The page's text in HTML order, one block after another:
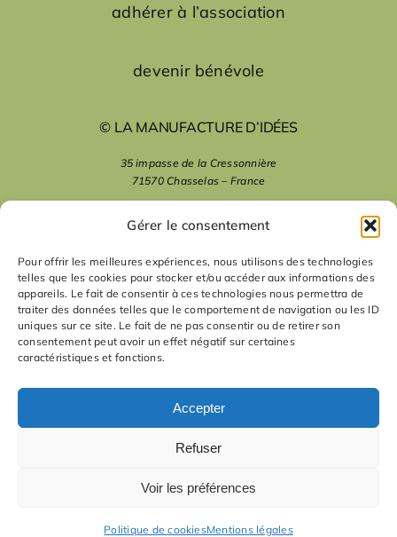
Gérer le consentement
Pour offrir les meilleures expériences, nous utilisons des technologies
telles que les cookies pour stocker et/ou accéder aux informations des
appareils. Le fait de consentir à ces technologies nous permettra de
traiter des données telles que le comportement de navigation ou les ID
uniques sur ce site. Le fait de ne pas consentir ou de retirer son
consentement peut avoir un effet négatif sur certaines
caractéristiques et fonctions.
Accepter
Refuser
Voir les préférences
Politique de cookiesMentions légales
adhérer à l’association
devenir bénévole
© LA MANUFACTURE D’IDÉES
35 impasse de la Cressonnière
71570 Chasselas – France
mentions légales
nous suivre
nous contacter